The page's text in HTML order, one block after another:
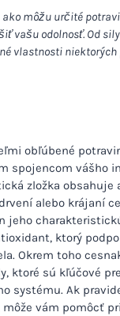
ako môžu určité
vašu odolnosť. Od
vlastnosti niektorých
obľúbené
spojencom vášho
zložka obsahuje
alebo krájaní
jeho
ktorý
Okrem toho
ktoré sú kľúčové
systému. Ak
vám pomôcť